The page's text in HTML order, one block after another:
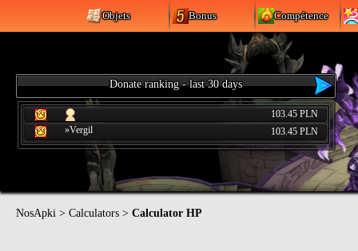
Objets Bonus Compétence
Donate ranking - last 30 days
103.45 PLN
»Vergil
103.45 PLN
NosApki > Calculators > Calculator HP